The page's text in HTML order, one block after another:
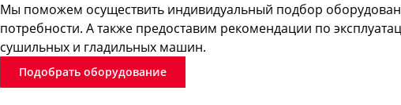
Мы поможем осуществить индивидуальный подбор
потребности. А также предоставим рекомендации по
сушильных и гладильных машин.
Подобрать оборудование